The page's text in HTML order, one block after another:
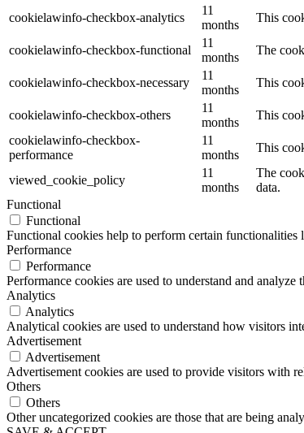
cookielawinfo-checkbox-analytics
11
months
This
cookielawinfo-checkbox-functional
11
months
The
cookielawinfo-checkbox-necessary
11
months
This
cookielawinfo-checkbox-others
11
months
This
cookielawinfo-checkbox-
performance
11
months
This
viewed_cookie_policy
11
months
The
data.
Functional
Functional
Functional cookies help to perform certain functionalities
Performance
Performance
Performance cookies are used to understand and
Analytics
Analytics
Analytical cookies are used to understand how visitors
Advertisement
Advertisement
Advertisement cookies are used to provide visitors with
Others
Others
Other uncategorized cookies are those that are being